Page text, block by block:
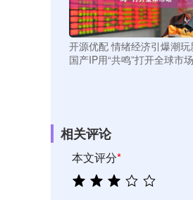
开源优配 情绪经济引爆潮玩
国产IP用“共鸣”打开全球市场
相关评论
本文评分*